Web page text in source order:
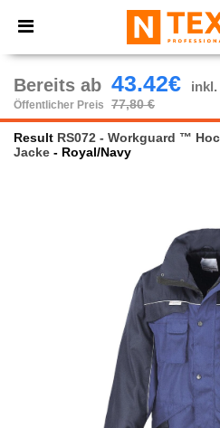
× Ntextil App
Bessere Preise in der App!
Bereits ab 43.42€
Öffentlicher Preis 77,80 €
Result RS072 - Workguard ™
Jacke - Royal/Navy